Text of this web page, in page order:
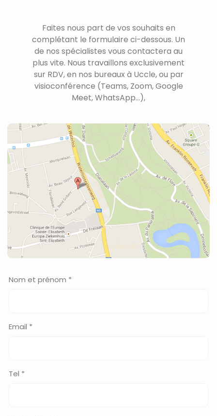
Faites nous part de vos souhaits en
complétant le formulaire ci-dessous. Un
de nos spécialistes vous contactera au
plus vite. Nous travaillons exclusivement
sur RDV, en nos bureaux à Uccle, ou par
visioconférence (Teams, Zoom, Google
Meet, WhatsApp...),
Nom et prénom *
Email *
Tel *